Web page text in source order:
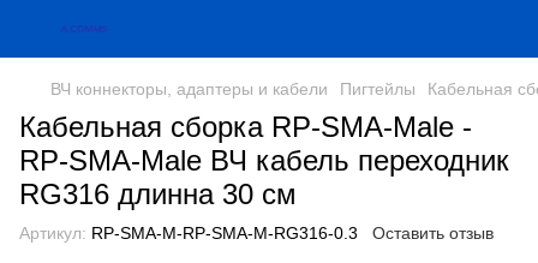
ВЧ коннекторы, адаптеры и кабели Пигтейлы Кабельная
Кабельная сборка RP-SMA-Male -
RP-SMA-Male ВЧ кабель переходник
RG316 длинна 30 см
Артикул: RP-SMA-M-RP-SMA-M-RG316-0.3 Оставить отзыв